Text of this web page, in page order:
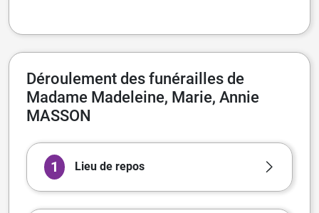
Déroulement des funérailles de
Madame Madeleine, Marie, Annie
MASSON
1 Lieu de repos